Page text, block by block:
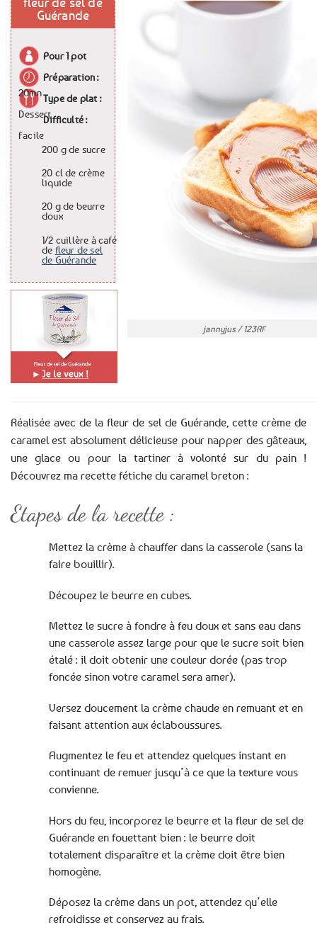
Guérande
Pour1 pot
Préparation :
20mnType de plat :
DessertDifficulté :
Facile
200 gde sucre
20 cl de crème
liquide
20 gde beurre
doux
1/2 cuillère à café
de fleur de sel
de Guérande
jannyjus / 123RF
Réalisée avec de la fleur de sel de Guérande, cette crème de
caramel est absolument délicieuse pour napper des gâteaux,
une glace ou pour la tartiner à volonté sur du pain !
Découvrez ma recette fétiche du caramel breton :
Etapes de la recette :
Mettez la crème à chauffer dans la casserole (sans la
faire bouillir).
Découpez le beurre en cubes.
Mettez le sucre à fondre à feu doux et sans eau dans
une casserole assez large pour que le sucre soit bien
étalé : il doit obtenir une couleur dorée (pas trop
foncée sinon votre caramel sera amer).
Versez doucement la crème chaude en remuant et en
faisant attention aux éclaboussures.
Augmentez le feu et attendez quelques instant en
continuant de remuer jusqu’à ce que la texture vous
convienne.
Hors du feu, incorporez le beurre et la fleur de sel de
Guérande en fouettant bien : le beurre doit
totalement disparaître et la crème doit être bien
homogène.
Déposez la crème dans un pot, attendez qu’elle
refroidisse et conservez au frais.